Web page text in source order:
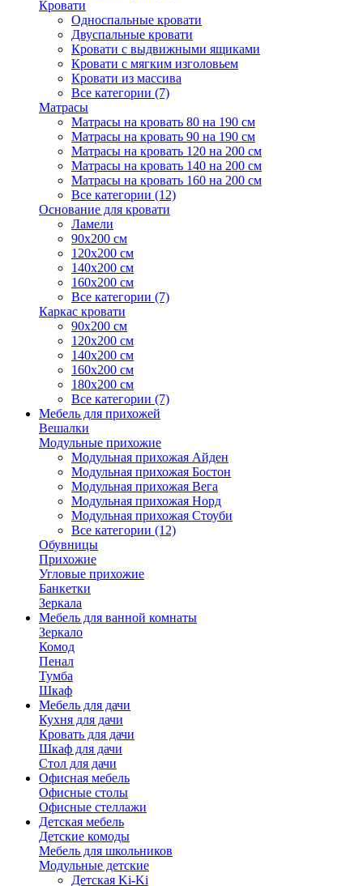
Кровати
Односпальные кровати
Двуспальные кровати
Кровати с выдвижными ящиками
Кровати с мягким изголовьем
Кровати из массива
Все категории (7)
Матрасы
Матрасы на кровать 80 на 190 см
Матрасы на кровать 90 на 190 см
Матрасы на кровать 120 на 200 см
Матрасы на кровать 140 на 200 см
Матрасы на кровать 160 на 200 см
Все категории (12)
Основание для кровати
Ламели
90х200 см
120х200 см
140х200 см
160х200 см
Все категории (7)
Каркас кровати
90х200 см
120х200 см
140х200 см
160х200 см
180х200 см
Все категории (7)
Мебель для прихожей
Вешалки
Модульные прихожие
Модульная прихожая Айден
Модульная прихожая Бостон
Модульная прихожая Вега
Модульная прихожая Норд
Модульная прихожая Стоуби
Все категории (12)
Обувницы
Прихожие
Угловые прихожие
Банкетки
Зеркала
Мебель для ванной комнаты
Зеркало
Комод
Пенал
Тумба
Шкаф
Мебель для дачи
Кухня для дачи
Кровать для дачи
Шкаф для дачи
Стол для дачи
Офисная мебель
Офисные столы
Офисные стеллажи
Детская мебель
Детские комоды
Мебель для школьников
Модульные детские
Детская Ki-Ki